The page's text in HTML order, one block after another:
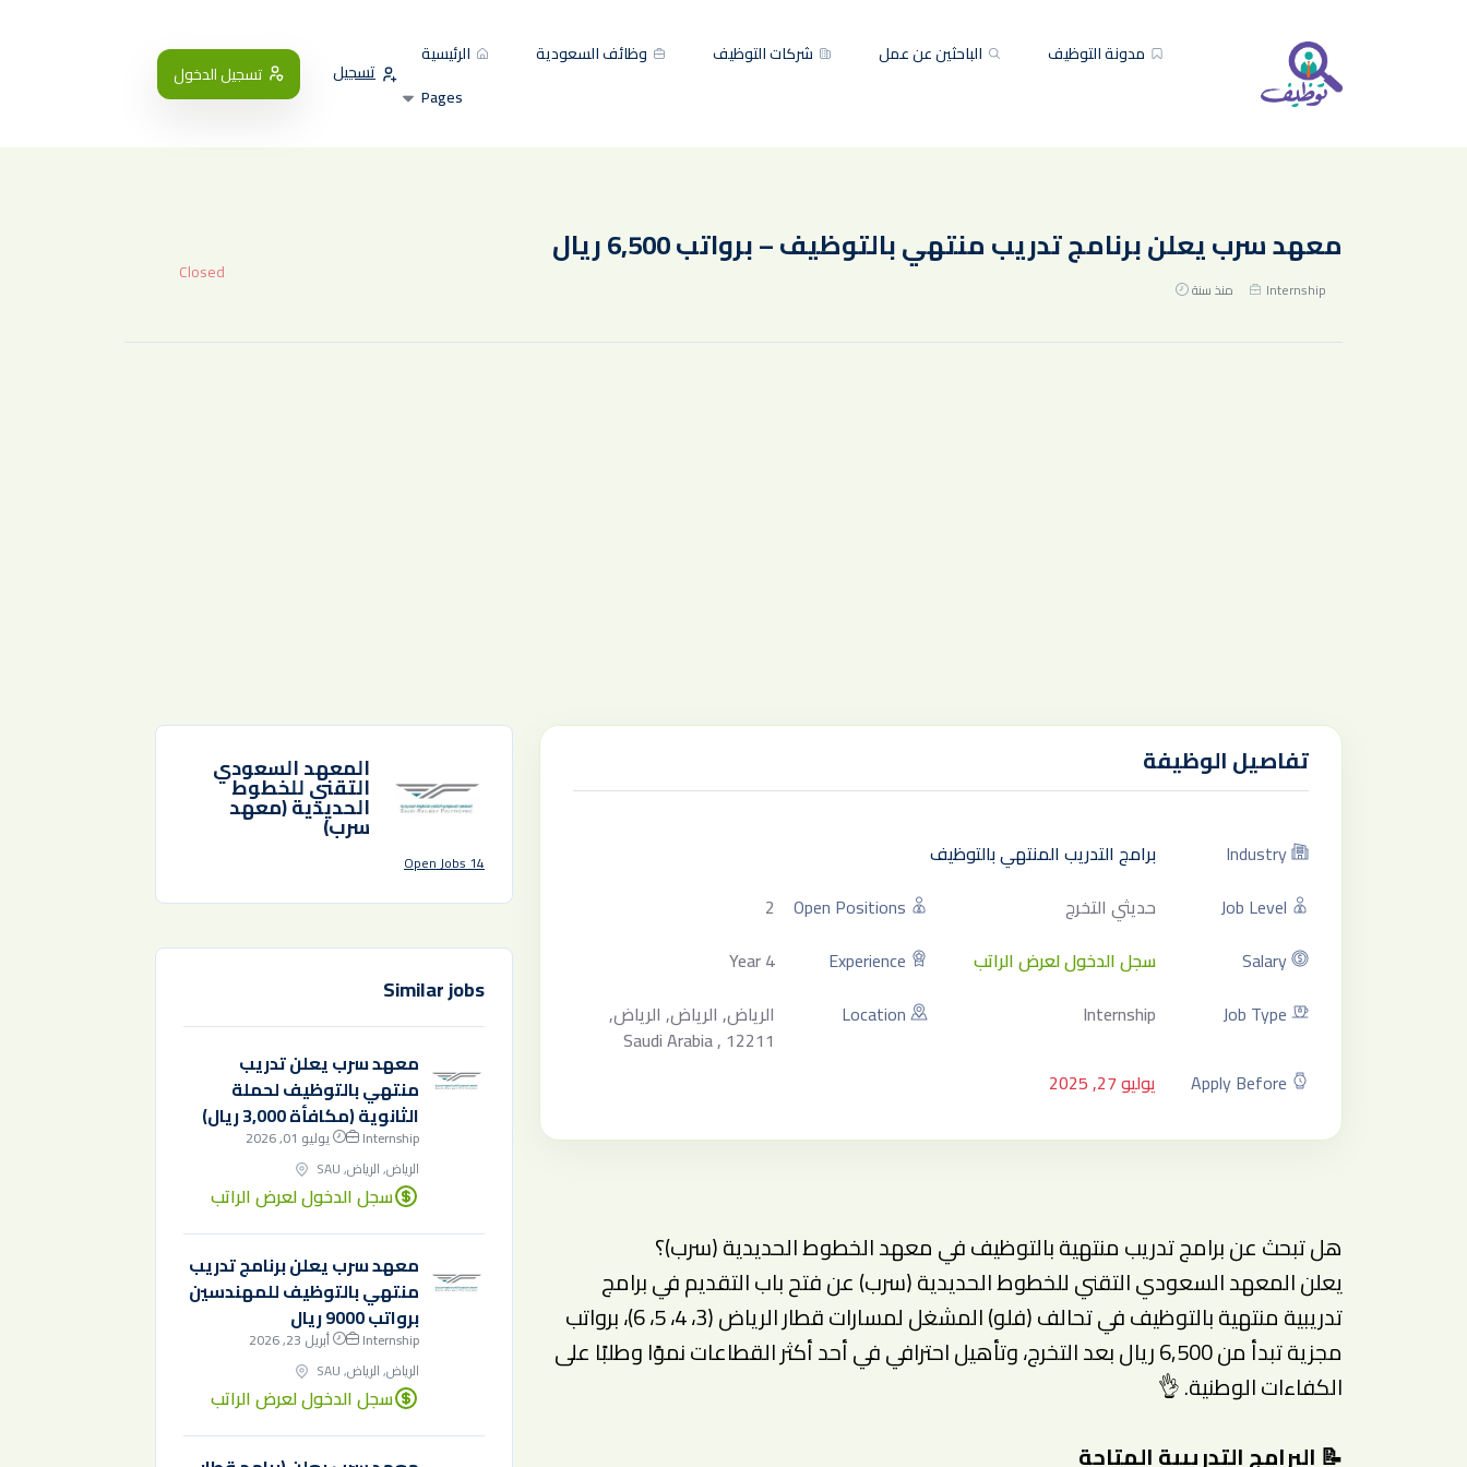
الرئيسية وظائف السعودية شركات التوظيف الباحثين عن عمل
مدونة التوظيف
Pages
تسجيل تسجيل الدخول
معهد سرب يعلن برنامج تدريب منتهي بالتوظيف – برواتب 6,500 ريال
Internship منذ سنة
Closed
تفاصيل الوظيفة
Industry
برامج التدريب المنتهي بالتوظيف
Job Level
حديثي التخرج Open Positions
2
Salary
سجل الدخول لعرض الراتب Experience
4 Year
Job Type
Internship
Location
الرياض, الرياض, الرياض,
Saudi Arabia , 12211
Apply Before
يوليو 27, 2025
هل تبحث عن برامج تدريب منتهية بالتوظيف في معهد الخطوط الحديدية (سرب)؟
يعلن المعهد السعودي التقني للخطوط الحديدية (سرب) عن فتح باب التقديم في برامج
تدريبية منتهية بالتوظيف في تحالف (فلو) المشغل لمسارات قطار الرياض (3، 4، 5، 6)، برواتب
مجزية تبدأ من 6,500 ريال بعد التخرج، وتأهيل احترافي في أحد أكثر القطاعات نموًا وطلبًا على
الكفاءات الوطنية. 👌
📝 البرامج التدريبية المتاحة
المعهد السعودي
التقني للخطوط
الحديدية (معهد
سرب)
14 Open Jobs
Similar jobs
معهد سرب يعلن تدريب
منتهي بالتوظيف لحملة
الثانوية (مكافأة 3,000 ريال)
Internship
يوليو 01, 2026
الرياض, الرياض, SAU
سجل الدخول لعرض الراتب
معهد سرب يعلن برنامج تدريب
منتهي بالتوظيف للمهندسين
برواتب 9000 ريال
Internship
أبريل 23, 2026
الرياض, الرياض, SAU
سجل الدخول لعرض الراتب